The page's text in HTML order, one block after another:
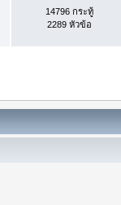
14796 กระทู้
2289 หัวข้อ